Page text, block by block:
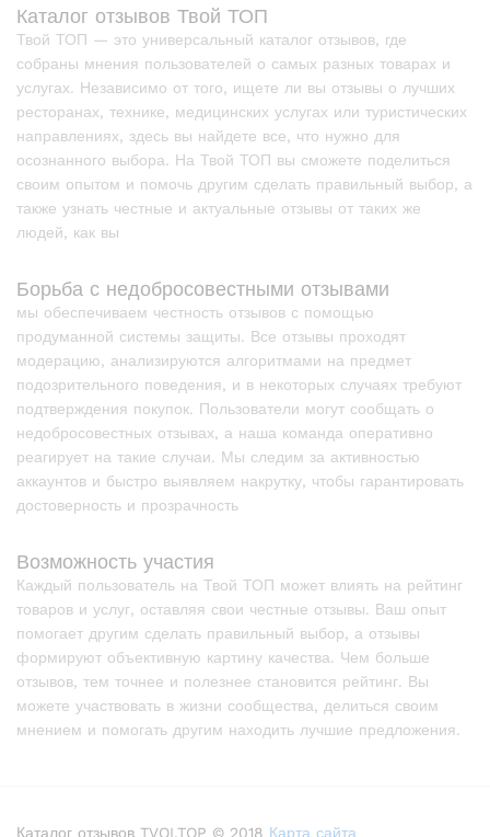
Каталог отзывов Твой ТОП
Твой ТОП — это универсальный каталог отзывов, где
собраны мнения пользователей о самых разных товарах и
услугах. Независимо от того, ищете ли вы отзывы о лучших
ресторанах, технике, медицинских услугах или туристических
направлениях, здесь вы найдете все, что нужно для
осознанного выбора. На Твой ТОП вы сможете поделиться
своим опытом и помочь другим сделать правильный выбор, а
также узнать честные и актуальные отзывы от таких же
людей, как вы
Борьба с недобросовестными отзывами
мы обеспечиваем честность отзывов с помощью
продуманной системы защиты. Все отзывы проходят
модерацию, анализируются алгоритмами на предмет
подозрительного поведения, и в некоторых случаях требуют
подтверждения покупок. Пользователи могут сообщать о
недобросовестных отзывах, а наша команда оперативно
реагирует на такие случаи. Мы следим за активностью
аккаунтов и быстро выявляем накрутку, чтобы гарантировать
достоверность и прозрачность
Возможность участия
Каждый пользователь на Твой ТОП может влиять на рейтинг
товаров и услуг, оставляя свои честные отзывы. Ваш опыт
помогает другим сделать правильный выбор, а отзывы
формируют объективную картину качества. Чем больше
отзывов, тем точнее и полезнее становится рейтинг. Вы
можете участвовать в жизни сообщества, делиться своим
мнением и помогать другим находить лучшие предложения.
Каталог отзывов TVOI.TOP © 2018 Карта сайта